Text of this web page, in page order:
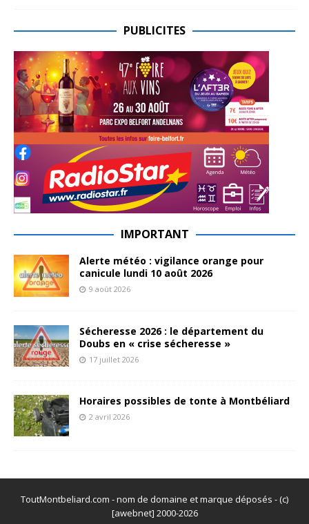
PUBLICITES
IMPORTANT
Alerte météo : vigilance orange pour
canicule lundi 10 août 2026
9 août 2026
Sécheresse 2026 : le département du
Doubs en « crise sécheresse »
17 juillet 2026
Horaires possibles de tonte à Montbéliard
2 avril 2026
ToutMontbeliard.com - nom de domaine et marque déposés - (c)
[awebnet] 2000-2026